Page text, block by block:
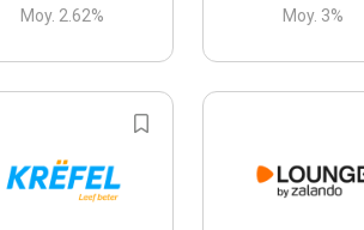
Moy. 2.62% Moy. 3%